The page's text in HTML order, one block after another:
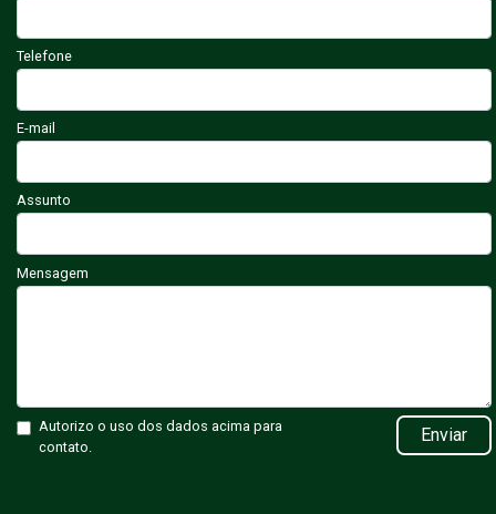
Telefone
E-mail
Assunto
Mensagem
Autorizo o uso dos dados acima para
contato.
Enviar